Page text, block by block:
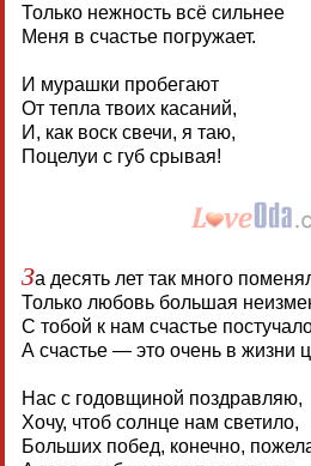
Только нежность всё сильнее
Меня в счастье погружает.
И мурашки пробегают
От тепла твоих касаний,
И, как воск свечи, я таю,
Поцелуи с губ срывая!
За десять лет так много
Только любовь большая
С тобой к нам счастье
А счастье — это очень в жизни
Нас с годовщиной поздравляю,
Хочу, чтоб солнце нам светило,
Больших побед, конечно,